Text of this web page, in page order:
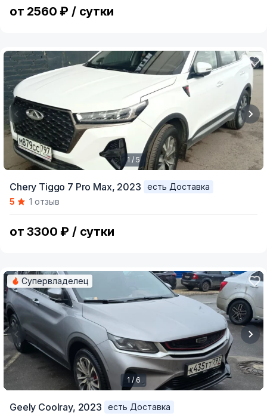
от 2560 ₽ / сутки
of
1 / 5
Chery Tiggo 7 Pro Max, 2023
есть Доставка
5
1 отзыв
от 3300 ₽ / сутки
Супервладелец
1 / 6
Geely Coolray, 2023
есть Доставка